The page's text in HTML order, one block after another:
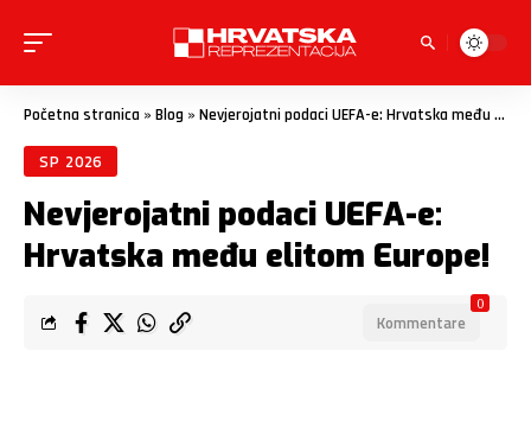
Početna stranica » Blog » Nevjerojatni podaci UEFA-e: Hrvatska među elitom Europe!
SP 2026
Nevjerojatni podaci UEFA-e:
Hrvatska među elitom Europe!
Kommentare
0